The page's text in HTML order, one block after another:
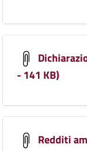
- 141 KB)
Redditi